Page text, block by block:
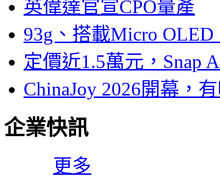
英偉達官宣CPO量產
93g、搭載Micro
定價近1.5萬元，Snap
ChinaJoy 2026開幕，
企業快訊
更多